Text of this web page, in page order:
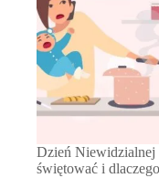
Dzień Niewidzialnej
świętować i